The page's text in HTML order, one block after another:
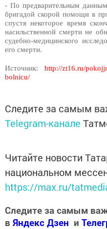
- По предварительным
бригадой скорой помощи в
спустя некоторое время
насильственной смерти не
судебно-медицинского
его смерти.
Источник: http://zt16.ru/
bolnicu/
Следите за самым
Telegram-канале
Читайте новости
национальном
https://max.ru/
Следите за самым
в Яндекс Дзен и